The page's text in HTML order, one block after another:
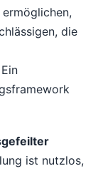
die
ist nutzlos,